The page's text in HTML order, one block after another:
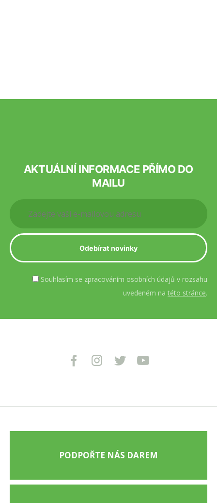
AKTUÁLNÍ INFORMACE PŘÍMO DO
MAILU
Souhlasím se zpracováním osobních údajů v rozsahu
uvedeném na této stránce.
PODPOŘTE NÁS DAREM